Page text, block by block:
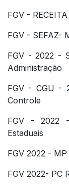
FGV -
FGV - SEFAZ-
FGV - 2022 -
Administração
FGV - CGU -
Controle
FGV - 2022
Estaduais
FGV 2022 -
FGV 2022- PC